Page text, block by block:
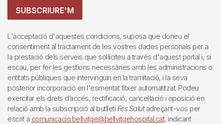
SUBSCRIURE'M
L'acceptació d'aquestes condicions, suposa que doneu el
consentiment al tractament de les vostres dades personals per a
la prestació dels serveis que sol·liciteu a través d'aquest portal i, si
escau, per fer les gestions necessàries amb les administracions o
entitats públiques que intervinguin en la tramitació, i la seva
posterior incorporació en l'esmentat fitxer automatitzat. Podeu
exercitar els drets d’accés, rectificació, cancel·lació i oposició en
relació amb la subscripció al butlletí Fes Salutadreçant-vos per
escrit a comunicacio.bellvitge@bellvitgehospital.cat, indicant